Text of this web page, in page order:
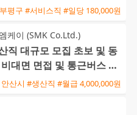
평구 #서비스직 #일당 180,000원
케이 (SMK Co.Ltd.)
직 대규모 모집 초보 및 동
대면 면접 및 통근버스 운
산시 #생산직 #월급 4,000,000원